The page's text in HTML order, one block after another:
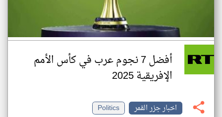
أفضل 7 نجوم عرب في كأس الأمم
الإفريقية 2025
اخبار جزر القمر
Politics